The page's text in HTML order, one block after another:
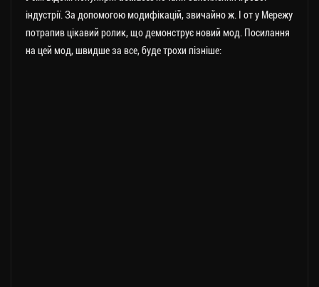
індустрії. За допомогою модифікацій, звичайно ж. І от у Мережу
потрапив цікавий ролик, що демонструє новий мод. Посилання
на цей мод, швидше за все, буде трохи пізніше: